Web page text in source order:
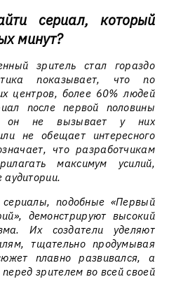
сериал, который
минут?
зритель стал гораздо
показывает, что по
центров, более 60% людей
после первой половины
он не вызывает у них
не обещает интересного
что разработчикам
максимум усилий,
подобные «Первый
демонстрируют высокий
Их создатели уделяют
тщательно продумывая
плавно развивался, а
зрителем во всей своей